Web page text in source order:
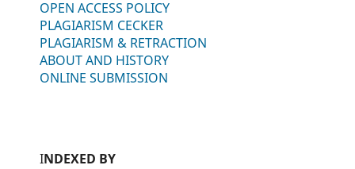
OPEN ACCESS POLICY
PLAGIARISM CECKER
PLAGIARISM & RETRACTION
ABOUT AND HISTORY
ONLINE SUBMISSION
INDEXED BY